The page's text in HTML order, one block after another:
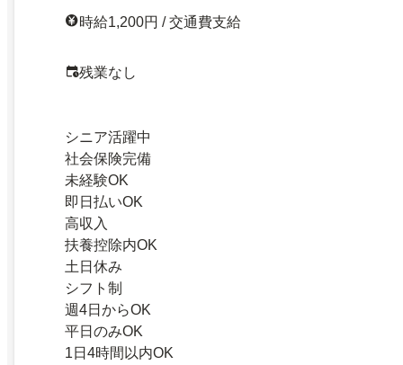
時給1,200円 / 交通費支給
残業なし
シニア活躍中
社会保険完備
未経験OK
即日払いOK
高収入
扶養控除内OK
土日休み
シフト制
週4日からOK
平日のみOK
1日4時間以内OK